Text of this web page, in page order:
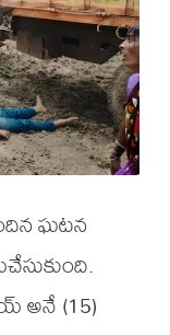
ఘటన
అనే (15)